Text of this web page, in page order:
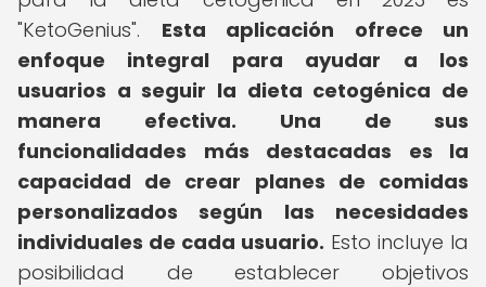
"KetoGenius". Esta aplicación ofrece un
enfoque integral para ayudar a los
usuarios a seguir la dieta cetogénica de
manera efectiva.
Una de sus
funcionalidades más destacadas es la
capacidad de crear planes de comidas
personalizados según las necesidades
individuales de cada usuario. Esto incluye la
posibilidad de establecer objetivos